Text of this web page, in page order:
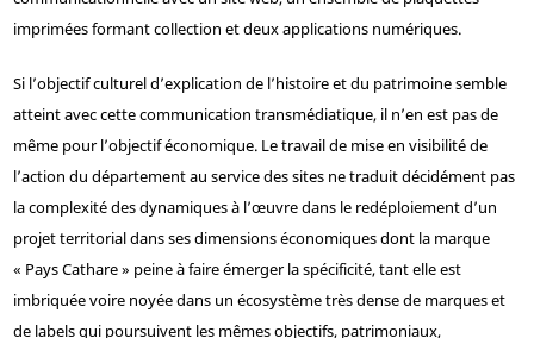
imprimées formant collection et deux applications numériques.
Si l’objectif culturel d’explication de l’histoire et du patrimoine semble
atteint avec cette communication transmédiatique, il n’en est pas de
même pour l’objectif économique. Le travail de mise en visibilité de
l’action du département au service des sites ne traduit décidément pas
la complexité des dynamiques à l’œuvre dans le redéploiement d’un
projet territorial dans ses dimensions économiques dont la marque
« Pays Cathare » peine à faire émerger la spécificité, tant elle est
imbriquée voire noyée dans un écosystème très dense de marques et
de labels qui poursuivent les mêmes objectifs, patrimoniaux,